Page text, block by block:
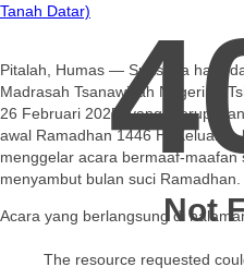
Tanah Datar)
Pitalah, Humas — Suasana haru
Madrasah Tsanawiyah Negeri
26 Februari 2025, yang
awal Ramadhan 1446 H. Keluarga
menggelar acara bermaaf-maafan
menyambut bulan suci Ramadhan.
Acara yang berlangsung diNot
The resource requested